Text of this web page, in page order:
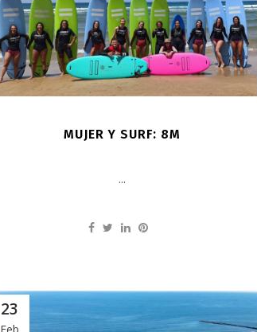
MUJER Y SURF: 8M
...
23